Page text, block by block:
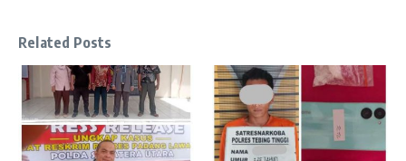
Related Posts